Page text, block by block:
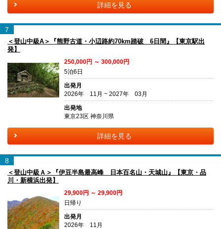
詳細を見る
7
＜登山中級A＞『熊野古道・小辺路約70km踏破 6日間』【東京駅出
発】
250,000円 ～ 300,000円
5泊6日
出発月
2026年 11月 ~ 2027年 03月
出発地
東京23区 神奈川県
詳細を見る
8
＜登山中級Ａ＞『伊豆半島最高峰 日本百名山・天城山』【東京・品
川・新横浜出発】
29,900円 ～ 29,900円
日帰り
出発月
2026年 11月